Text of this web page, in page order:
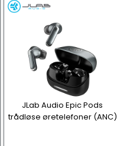
JLab Audio Epic Pods
trådløse øretelefoner (ANC)